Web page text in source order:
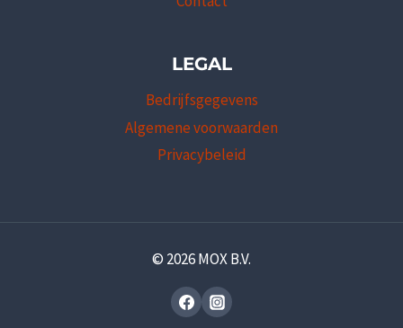
LEGAL
Bedrijfsgegevens
Algemene voorwaarden
Privacybeleid
© 2026 MOX B.V.